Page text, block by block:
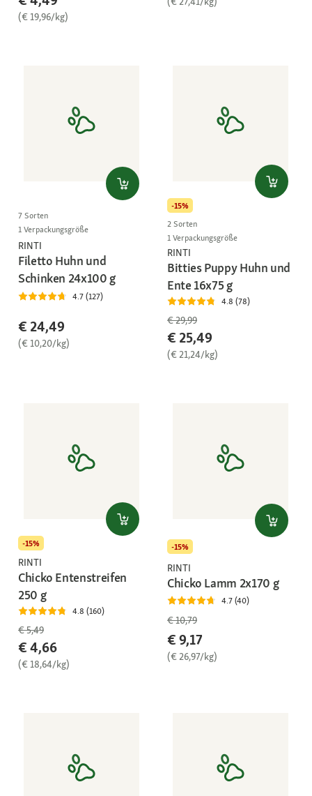
(€ 19,96/kg)
7 Sorten
1 Verpackungsgröße
RINTI
Filetto Huhn und
Schinken 24x100 g
4.7 (127)
€ 24,49
(€ 10,20/kg)
-15%
2 Sorten
1 Verpackungsgröße
RINTI
Bitties Puppy Huhn und
Ente 16x75 g
4.8 (78)
€ 29,99
€ 25,49
(€ 21,24/kg)
-15%
RINTI
Chicko Entenstreifen
250 g
4.8 (160)
€ 5,49
€ 4,66
(€ 18,64/kg)
-15%
RINTI
Chicko Lamm 2x170 g
4.7 (40)
€ 10,79
€ 9,17
(€ 26,97/kg)